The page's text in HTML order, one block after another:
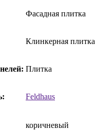
Фасадная плитка
Клинкерная плитка
Плитка
Feldhaus
коричневый